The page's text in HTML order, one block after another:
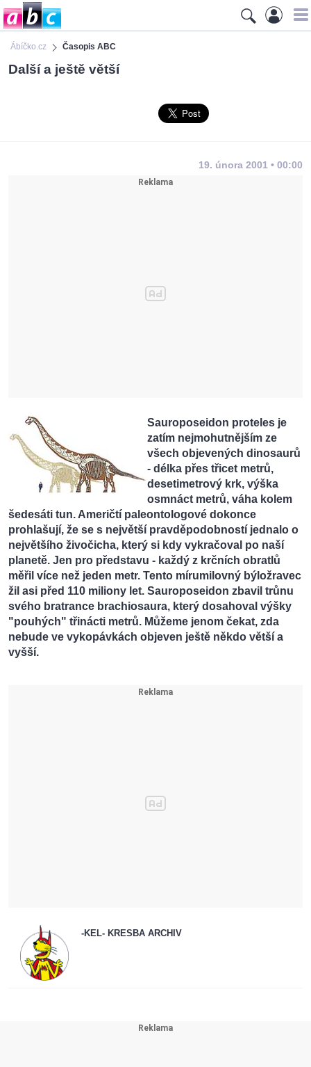
Ábíčko.cz Časopis ABC
Další a ještě větší
19. února 2001 • 00:00
Sauroposeidon proteles je
zatím nejmohutnějším ze
všech objevených dinosaurů
- délka přes třicet metrů,
desetimetrový krk, výška
osmnáct metrů, váha kolem
šedesáti tun. Američtí paleontologové dokonce
prohlašují, že se s největší pravděpodobností jednalo o
největšího živočicha, který si kdy vykračoval po naší
planetě. Jen pro představu - každý z krčních obratlů
měřil více než jeden metr. Tento mírumilovný býložravec
žil asi před 110 miliony let. Sauroposeidon zbavil trůnu
svého bratrance brachiosaura, který dosahoval výšky
"pouhých" třinácti metrů. Můžeme jenom čekat, zda
nebude ve vykopávkách objeven ještě někdo větší a
vyšší.
-KEL- KRESBA ARCHIV